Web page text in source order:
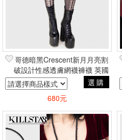
哥德暗黑Crescent新月月亮割
破設計性感透膚網襪褲襪 英國
原裝進口Killstar正版授權
選購
680元